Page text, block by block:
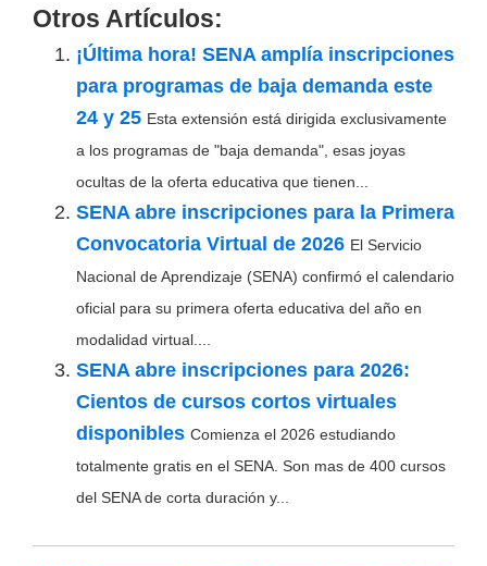
Otros Artículos:
¡Última hora! SENA amplía inscripciones
para programas de baja demanda este
24 y 25 Esta extensión está dirigida exclusivamente
a los programas de "baja demanda", esas joyas
ocultas de la oferta educativa que tienen...
SENA abre inscripciones para la Primera
Convocatoria Virtual de 2026 El Servicio
Nacional de Aprendizaje (SENA) confirmó el calendario
oficial para su primera oferta educativa del año en
modalidad virtual....
SENA abre inscripciones para 2026:
Cientos de cursos cortos virtuales
disponibles Comienza el 2026 estudiando
totalmente gratis en el SENA. Son mas de 400 cursos
del SENA de corta duración y...